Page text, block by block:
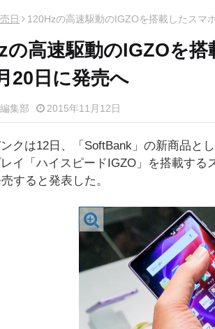
日 120Hzの高速駆動のIGZOを搭載したスマ
の高速駆動のIGZOを搭
20日に発売へ
集部 2015年11月12日
クは12日、「SoftBank」の新商品と
イ「ハイスピードIGZO」を搭載す
すると発表した。